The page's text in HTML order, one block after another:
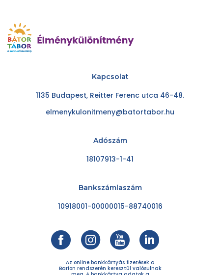
Kapcsolat
1135 Budapest, Reitter Ferenc utca 46-48.
elmenykulonitmeny@batortabor.hu
Adószám
18107913-1-41
Bankszámlaszám
10918001-00000015-88740016
Az online bankkártyás fizetések a
Barion rendszerén keresztül valósulnak